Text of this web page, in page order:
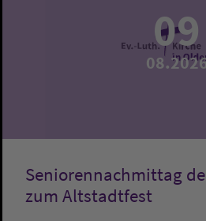
09
Seniorennachmittag
zum Altstadtfest